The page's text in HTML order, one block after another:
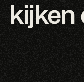
kijken